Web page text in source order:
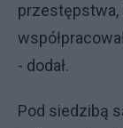
- dodał.
Pod siedzibą